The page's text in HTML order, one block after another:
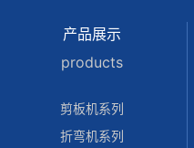
产品展示
products
剪板机系列
折弯机系列